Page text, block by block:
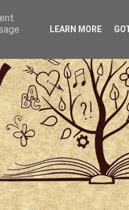
LEARN MORE